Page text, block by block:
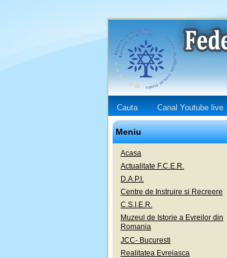
Cauta Canal Youtube live
Meniu
Acasa
Actualitate F.C.E.R.
D.A.P.I.
Centre de Instruire si Recreere
C.S.I.E.R.
Muzeul de Istorie a Evreilor din
Romania
JCC- Bucuresti
Realitatea Evreiasca